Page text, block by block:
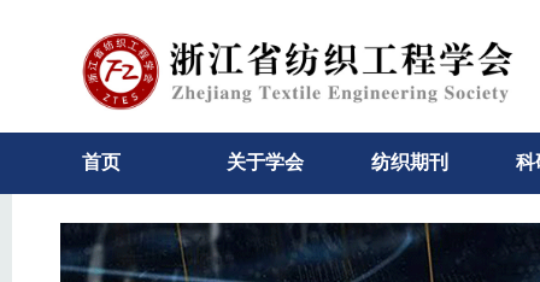
首页 关于学会 纺织期刊 科